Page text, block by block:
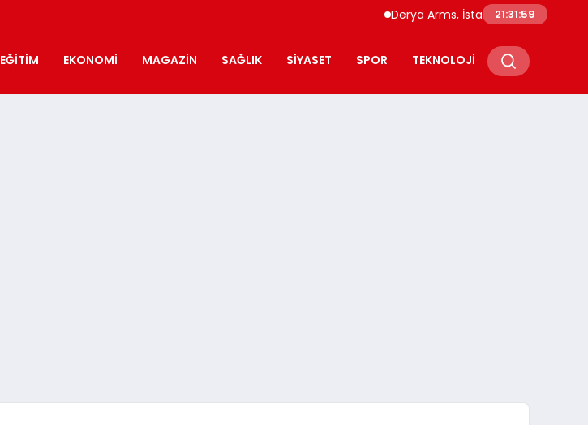
Derya Arms, İstanbul Prohunt 2026’da
21:32:00
EĞITIM EKONOMI MAGAZIN SAĞLIK SIYASET SPOR TEKNOLOJI